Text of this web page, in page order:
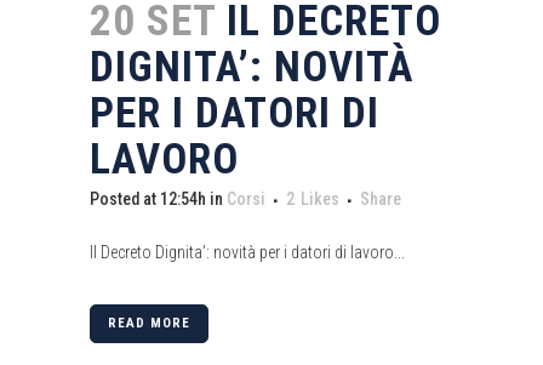
20 SET IL DECRETO
DIGNITA’: NOVITÀ
PER I DATORI DI
LAVORO
Posted at 12:54h in Corsi 2 Likes Share
Il Decreto Dignita’: novità per i datori di lavoro...
READ MORE